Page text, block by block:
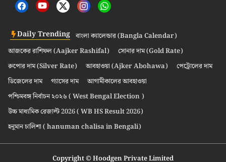
Daily Trending বাংলা ক্যালেন্ডার (Bangla Calendar)
আজকের রাশিফল (Aajker Rashifal)
সোনার দাম (Gold Rate)
রুপোর দাম (Silver Rate)
আবহাওয়া (Ajker Abohawa)
পেট্রোলের দাম
ডিজেলের দাম
গ্যাসের দাম
আগামীকালের আবহাওয়া
পশ্চিমবঙ্গ নির্বাচন ২০২৬ ( West Bengal Election )
উচ্চ মাধ্যমিক রেজাল্ট 2026 ( WB HS Result 2026)
হনুমান চালিশা ( hanuman chalisa in Bengali)
Copyright © Hoodgen Private Limited